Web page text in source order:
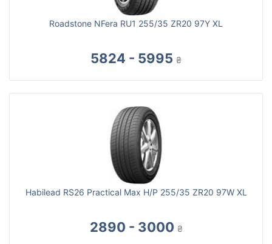
Roadstone NFera RU1 255/35 ZR20 97Y XL
5824 - 5995 ₴
Habilead RS26 Practical Max H/P 255/35 ZR20 97W XL
2890 - 3000 ₴